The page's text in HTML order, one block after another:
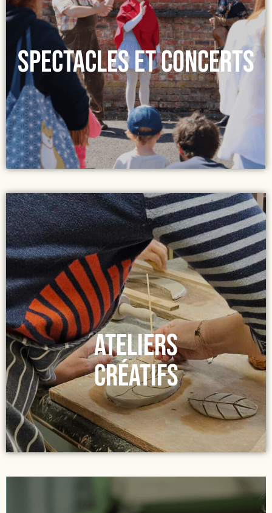
Spectacles et concerts
Ateliers
créatifs